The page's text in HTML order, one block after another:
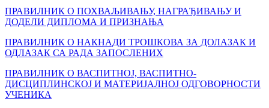
ПРАВИЛНИК О ПОХВАЉИВАЊУ, НАГРАЂИВАЊУ И
ДОДЕЛИ ДИПЛОМА И ПРИЗНАЊА
ПРАВИЛНИК О НАКНАДИ ТРОШКОВА ЗА ДОЛАЗАК И
ОДЛАЗАК СА РАДА ЗАПОСЛЕНИХ
ПРАВИЛНИК О ВАСПИТНОЈ, ВАСПИТНО-
ДИСЦИПЛИНСКОЈ И МАТЕРИЈАЛНОЈ ОДГОВОРНОСТИ
УЧЕНИКА